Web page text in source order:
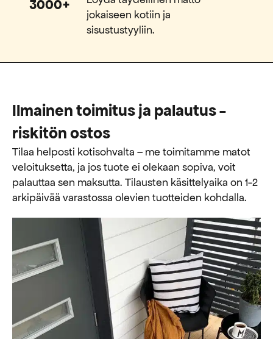
3000+
jokaiseen kotiin ja
sisustustyyliin.
Ilmainen toimitus ja palautus -
riskitön ostos
Tilaa helposti kotisohvalta – me toimitamme matot
veloituksetta, ja jos tuote ei olekaan sopiva, voit
palauttaa sen maksutta. ​​Tilausten käsittelyaika on 1-2
arkipäivää varastossa olevien tuotteiden kohdalla.